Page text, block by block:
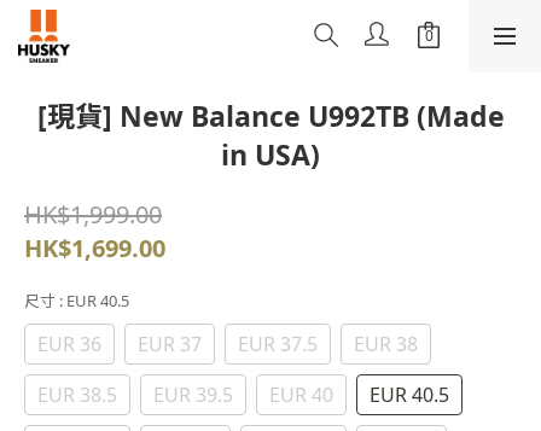
[現貨] New Balance U992TB (Made
in USA)
HK$1,999.00
HK$1,699.00
尺寸 : EUR 40.5
EUR 36 EUR 37 EUR 37.5
EUR 38
EUR 38.5
EUR 39.5 EUR 40
EUR 40.5